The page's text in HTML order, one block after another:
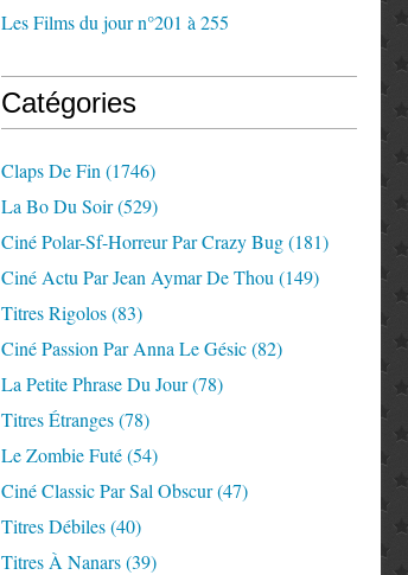
Les Films du jour n°201 à 255
Catégories
Claps De Fin (1746)
La Bo Du Soir(529)
Ciné Polar-Sf-Horreur Par Crazy Bug(181)
Ciné Actu Par Jean Aymar De Thou (149)
Titres Rigolos(83)
Ciné Passion Par Anna Le Gésic(82)
La Petite Phrase Du Jour(78)
Titres Étranges(78)
Le Zombie Futé(54)
Ciné Classic Par Sal Obscur(47)
Titres Débiles(40)
Titres À Nanars(39)